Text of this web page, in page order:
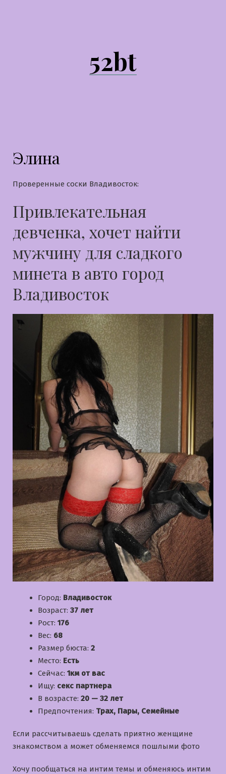
52bt
Элина
Проверенные соски Владивосток:
Привлекательная
девченка, хочет найти
мужчину для сладкого
минета в авто город
Владивосток
Город: Владивосток
Возраст: 37 лет
Рост: 176
Вес: 68
Размер бюста: 2
Место: Есть
Сейчас: 1км от вас
Ищу: секс партнера
В возрасте: 20 — 32 лет
Предпочтения: Трах, Пары, Семейные
Если рассчитываешь сделать приятно женщине
знакомством а может обменяемся пошлыми фото
Хочу пообщаться на интим темы и обменяюсь интим